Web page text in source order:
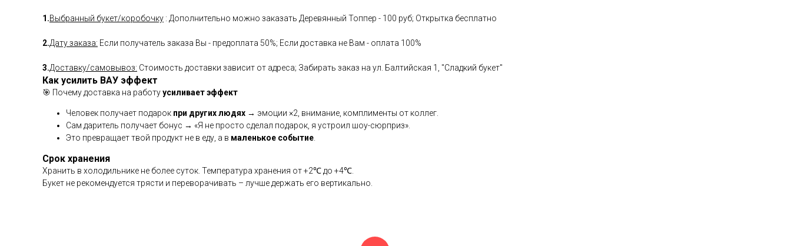
1.Выбранный букет/коробочку : Дополнительно можно заказать Деревянный Топпер - 100 руб; Открытка бесплатно
2.Дату заказа: Если получатель заказа Вы - предоплата 50%; Если доставка не Вам - оплата 100%
3.Доставку/самовывоз: Стоимость доставки зависит от адреса; Забирать заказ на ул. Балтийская 1, "Сладкий букет"
Как усилить ВАУ эффект
🎯 Почему доставка на работуусиливает эффект
Человек получает подарок при других людях → эмоции ×2, внимание, комплименты от коллег.
Сам даритель получает бонус → «Я не просто сделал подарок, я устроил шоу-сюрприз».
Это превращает твой продукт не в еду, а в маленькое событие
Срок хранения
Хранить в холодильнике не более суток. Температура хранения от +2℃ до +4℃.
Букет не рекомендуется трясти и переворачивать – лучше держать его вертикально.